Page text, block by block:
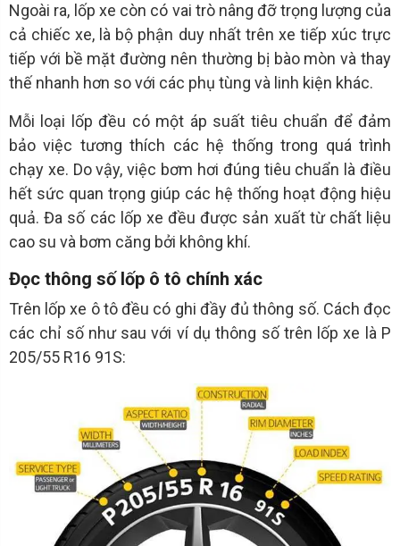
Ngoài ra, lốp xe còn có vai trò nâng đỡ trọng lượng của
cả chiếc xe, là bộ phận duy nhất trên xe tiếp xúc trực
tiếp với bề mặt đường nên thường bị bào mòn và thay
thế nhanh hơn so với các phụ tùng và linh kiện khác.
Mỗi loại lốp đều có một áp suất tiêu chuẩn để đảm
bảo việc tương thích các hệ thống trong quá trình
chạy xe. Do vậy, việc bơm hơi đúng tiêu chuẩn là điều
hết sức quan trọng giúp các hệ thống hoạt động hiệu
quả. Đa số các lốp xe đều được sản xuất từ chất liệu
cao su và bơm căng bởi không khí.
Đọc thông số lốp ô tô chính xác
Trên lốp xe ô tô đều có ghi đầy đủ thông số. Cách đọc
các chỉ số như sau với ví dụ thông số trên lốp xe là P
205/55 R16 91S: